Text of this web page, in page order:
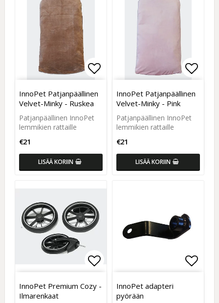
Add to list of favorites
Add to list of favorites
InnoPet Patjanpäällinen
Velvet-Minky - Ruskea
Patjanpäällinen InnoPet
lemmikien rattaille
€21
LISÄÄ KORIIN
InnoPet Patjanpäällinen
Velvet-Minky - Pink
Patjanpäällinen InnoPet
lemmikien rattaille
€21
LISÄÄ KORIIN
Add to list of favorites
InnoPet Premium Cozy -
Ilmarenkaat
InnoPet adapteri
pyörään